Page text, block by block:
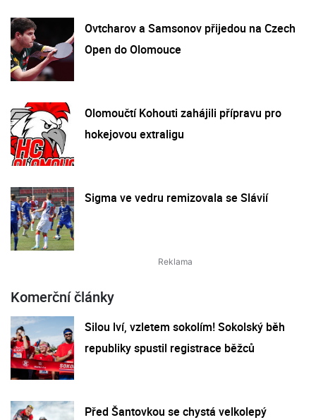
Ovtcharov a Samsonov přijedou na Czech
Open do Olomouce
Olomoučtí Kohouti zahájili přípravu pro
hokejovou extraligu
Sigma ve vedru remizovala se Slávií
Komerční články
Silou lví, vzletem sokolím! Sokolský běh
republiky spustil registrace běžců
Před Šantovkou se chystá velkolepý